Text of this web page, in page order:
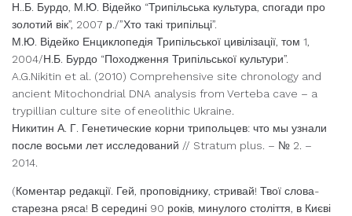
Н..Б. Бурдо, М.Ю. Відейко “Трипільська культура, спогади про
золотий вік”, 2007 р./”Хто такі трипільці”.
М.Ю. Відейко Енциклопедія Трипільської цивілізації, том 1,
2004/Н.Б. Бурдо “Походження Трипільської культури”.
A.G.Nikitin et al. (2010) Comprehensive site chronology and
ancient Mitochondrial DNA analysis from Verteba cave – a
trypillian culture site of eneolithic Ukraine.
Никитин А. Г. Генетические корни трипольцев: что мы узнали
после восьми лет исследований // Stratum plus. – № 2. –
2014.
(Коментар редакції. Гей, проповіднику, стривай! Твої слова-
старезна ряса! В середині 90 років, минулого століття, в Києві